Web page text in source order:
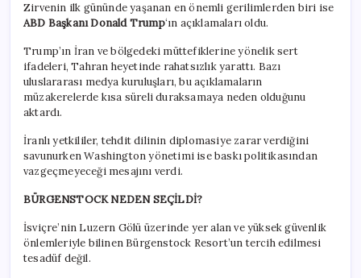
Zirvenin ilk gününde yaşanan en önemli gerilimlerden biri ise
ABD Başkanı Donald Trump‘ın açıklamaları oldu.
Trump’ın İran ve bölgedeki müttefiklerine yönelik sert
ifadeleri, Tahran heyetinde rahatsızlık yarattı. Bazı
uluslararası medya kuruluşları, bu açıklamaların
müzakerelerde kısa süreli duraksamaya neden olduğunu
aktardı.
İranlı yetkililer, tehdit dilinin diplomasiye zarar verdiğini
savunurken Washington yönetimi ise baskı politikasından
vazgeçmeyeceği mesajını verdi.
BÜRGENSTOCK NEDEN SEÇİLDİ?
İsviçre’nin Luzern Gölü üzerinde yer alan ve yüksek güvenlik
önlemleriyle bilinen Bürgenstock Resort’un tercih edilmesi
tesadüf değil.